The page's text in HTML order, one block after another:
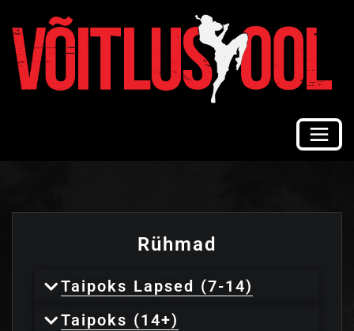
Rühmad
Taipoks Lapsed (7-14)
Taipoks (14+)